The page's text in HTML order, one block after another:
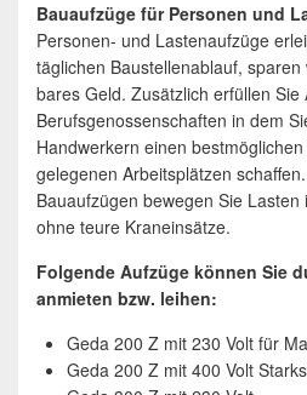
Bauaufzüge für Personen und
Personen- und Lastenaufzüge
täglichen Baustellenablauf,
bares Geld. Zusätzlich erfüllen Sie
Berufsgenossenschaften in dem
Handwerkern einen
gelegenen Arbeitsplätzen
Bauaufzügen bewegen Sie
ohne teure Kraneinsätze.
Folgende Aufzüge können Sie
anmieten bzw. leihen:
Geda 200 Z mit 230 Volt für
Geda 200 Z mit 400 Volt